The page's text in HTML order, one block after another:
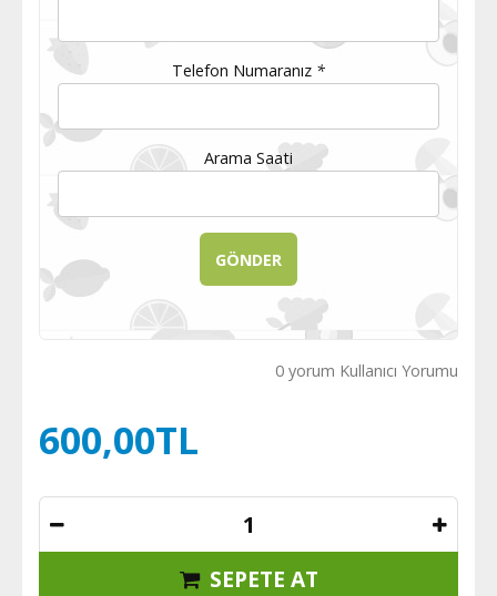
Telefon Numaranız *
Arama Saati
0 yorum Kullanıcı Yorumu
600,00TL
SEPETE AT